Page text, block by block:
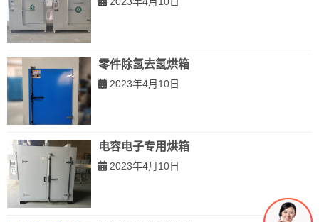
零件除氢去氢烘箱
2023年4月10日
电容电子专用烘箱
2023年4月10日